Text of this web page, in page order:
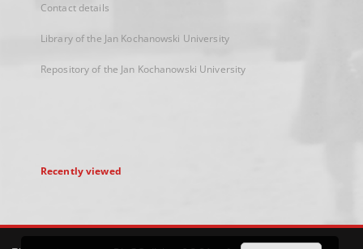
Contact details
Library of the Jan Kochanowski University
Repository of the Jan Kochanowski University
Recently viewed